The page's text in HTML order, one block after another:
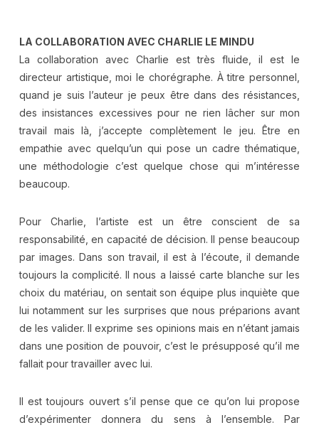
LA COLLABORATION AVEC CHARLIE LE MINDU
La collaboration avec Charlie est très fluide, il est le
directeur artistique, moi le chorégraphe. À titre personnel,
quand je suis l’auteur je peux être dans des résistances,
des insistances excessives pour ne rien lâcher sur mon
travail mais là, j’accepte complètement le jeu. Être en
empathie avec quelqu’un qui pose un cadre thématique,
une méthodologie c’est quelque chose qui m’intéresse
beaucoup.
Pour Charlie, l’artiste est un être conscient de sa
responsabilité, en capacité de décision. Il pense beaucoup
par images. Dans son travail, il est à l’écoute, il demande
toujours la complicité. Il nous a laissé carte blanche sur les
choix du matériau, on sentait son équipe plus inquiète que
lui notamment sur les surprises que nous préparions avant
de les valider. Il exprime ses opinions mais en n’étant jamais
dans une position de pouvoir, c’est le présupposé qu’il me
fallait pour travailler avec lui.
Il est toujours ouvert s’il pense que ce qu’on lui propose
d’expérimenter donnera du sens à l’ensemble. Par